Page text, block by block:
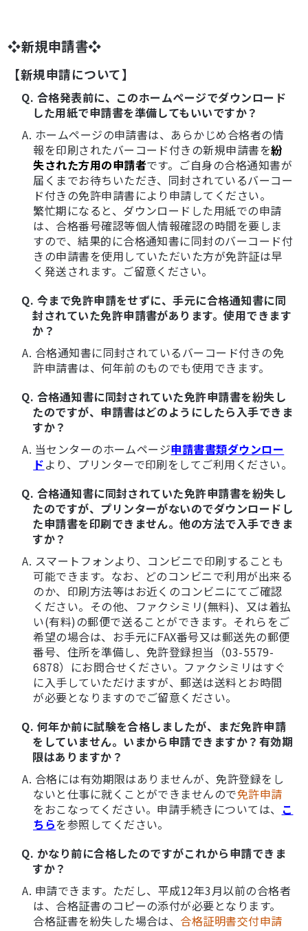
❖新規申請書❖
【新規申請について】
Q. 合格発表前に、このホームページでダウンロード
した用紙で申請書を準備してもいいですか？
A. ホームページの申請書は、あらかじめ合格者の情
報を印刷されたバーコード付きの新規申請書を紛
失された方用の申請者です。ご自身の合格通知書が
届くまでお待ちいただき、同封されているバーコー
ド付きの免許申請書により申請してください。
繁忙期になると、ダウンロードした用紙での申請
は、合格番号確認等個人情報確認の時間を要しま
すので、結果的に合格通知書に同封のバーコード付
きの申請書を使用していただいた方が免許証は早
く発送されます。ご留意ください。
Q. 今まで免許申請をせずに、手元に合格通知書に同
封されていた免許申請書があります。使用できます
か？
A. 合格通知書に同封されているバーコード付きの免
許申請書は、何年前のものでも使用できます。
Q. 合格通知書に同封されていた免許申請書を紛失し
たのですが、申請書はどのようにしたら入手できま
すか？
A. 当センターのホームページ申請書書類ダウンロー
ドより、プリンターで印刷をしてご利用ください。
Q. 合格通知書に同封されていた免許申請書を紛失し
たのですが、プリンターがないのでダウンロードし
た申請書を印刷できません。他の方法で入手できま
すか？
A. スマートフォンより、コンビニで印刷することも
可能できます。なお、どのコンビニで利用が出来る
のか、印刷方法等はお近くのコンビニにてご確認
ください。その他、ファクシミリ(無料)、又は着払
い(有料)の郵便で送ることができます。それらをご
希望の場合は、お手元にFAX番号又は郵送先の郵便
番号、住所を準備し、免許登録担当（03-5579-
6878）にお問合せください。ファクシミリはすぐ
に入手していただけますが、郵送は送料とお時間
が必要となりますのでご留意ください。
Q. 何年か前に試験を合格しましたが、まだ免許申請
をしていません。いまから申請できますか？有効期
限はありますか？
A. 合格には有効期限はありませんが、免許登録をし
ないと仕事に就くことができませんので免許申請
をおこなってください。申請手続きについては、 こ
ちらを参照してください。
Q. かなり前に合格したのですがこれから申請できま
すか？
A. 申請できます。ただし、平成12年3月以前の合格者
は、合格証書のコピーの添付が必要となります。
合格証書を紛失した場合は、 合格証明書交付申請